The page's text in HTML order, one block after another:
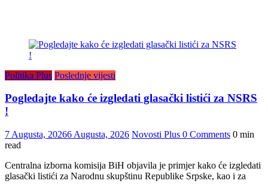
Politika Plus Poslednje vijesti
Pogledajte kako će izgledati glasački listići za NSRS
!
7 Augusta, 20266 Augusta, 2026 Novosti Plus 0 Comments 0 min
read
Centralna izborna komisija BiH objavila je primjer kako će izgledati
glasački listići za Narodnu skupštinu Republike Srpske, kao i za